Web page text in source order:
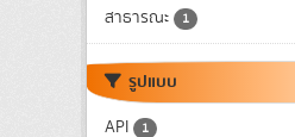
สาธารณะ 1
รูปแบบ
API 1